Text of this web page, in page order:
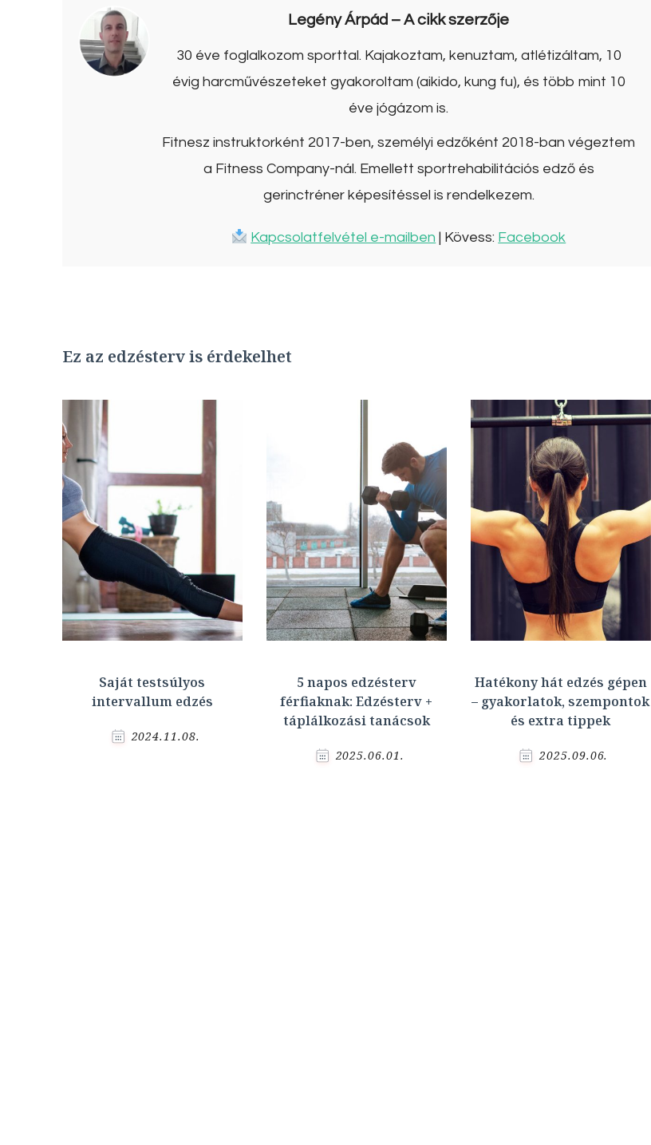
Legény Árpád – A cikk szerzője
30 éve foglalkozom sporttal. Kajakoztam, kenuztam, atlétizáltam, 10
évig harcművészeteket gyakoroltam (aikido, kung fu), és több mint 10
éve jógázom is.
Fitnesz instruktorként 2017-ben, személyi edzőként 2018-ban végeztem
a Fitness Company-nál. Emellett sportrehabilitációs edző és
gerinctréner képesítéssel is rendelkezem.
Kapcsolatfelvétel e-mailben | Kövess: Facebook
Ez az edzésterv is érdekelhet
Saját testsúlyos
intervallum edzés
2024.11.08.
5 napos edzésterv
férfiaknak: Edzésterv +
táplálkozási tanácsok
2025.06.01.
Hatékony hát edzés gépen
– gyakorlatok, szempontok
és extra tippek
2025.09.06.